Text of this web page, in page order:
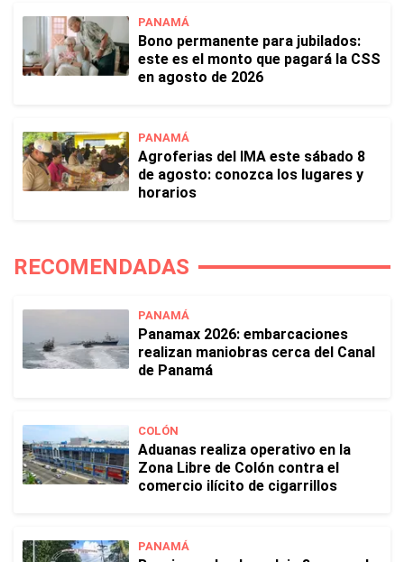
PANAMÁ
Bono permanente para jubilados:
este es el monto que pagará la CSS
en agosto de 2026
PANAMÁ
Agroferias del IMA este sábado 8
de agosto: conozca los lugares y
horarios
RECOMENDADAS
PANAMÁ
Panamax 2026: embarcaciones
realizan maniobras cerca del Canal
de Panamá
COLÓN
Aduanas realiza operativo en la
Zona Libre de Colón contra el
comercio ilícito de cigarrillos
PANAMÁ